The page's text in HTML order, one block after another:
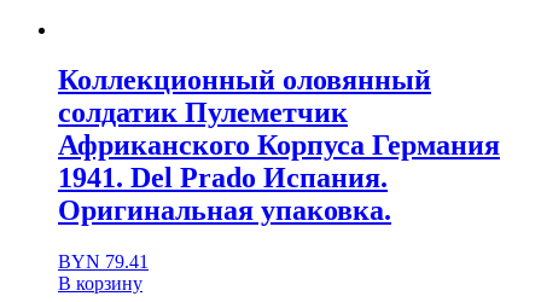
Коллекционный оловянный
солдатик Пулеметчик
Африканского Корпуса Германия
1941. Del Prado Испания.
Оригинальная упаковка.
BYN 79.41
В корзину